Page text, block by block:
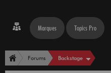
Marques Topics Pro
Forums Backstage